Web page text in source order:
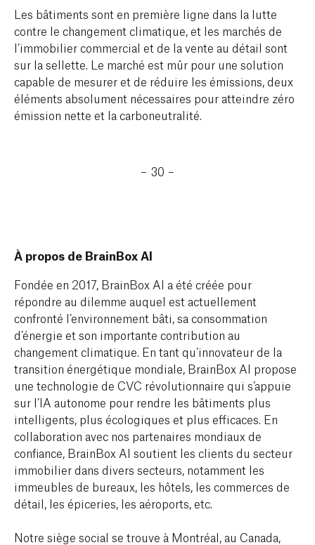
Les bâtiments sont en première ligne dans la lutte
contre le changement climatique, et les marchés de
l’immobilier commercial et de la vente au détail sont
sur la sellette. Le marché est mûr pour une solution
capable de mesurer et de réduire les émissions, deux
éléments absolument nécessaires pour atteindre zéro
émission nette et la carboneutralité.
– 30 –
À propos de BrainBox AI
Fondée en 2017, BrainBox AI a été créée pour
répondre au dilemme auquel est actuellement
confronté l’environnement bâti, sa consommation
d’énergie et son importante contribution au
changement climatique. En tant qu’innovateur de la
transition énergétique mondiale, BrainBox AI propose
une technologie de CVC révolutionnaire qui s’appuie
sur l’IA autonome pour rendre les bâtiments plus
intelligents, plus écologiques et plus efficaces. En
collaboration avec nos partenaires mondiaux de
confiance, BrainBox AI soutient les clients du secteur
immobilier dans divers secteurs, notamment les
immeubles de bureaux, les hôtels, les commerces de
détail, les épiceries, les aéroports, etc.
Notre siège social se trouve à Montréal, au Canada,